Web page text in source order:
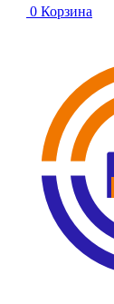
0 Корзина